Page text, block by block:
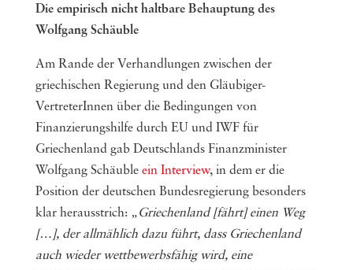
Die empirisch nicht haltbare Behauptung des
Wolfgang Schäuble
Am Rande der Verhandlungen zwischen der
griechischen Regierung und den Gläubiger-
VertreterInnen über die Bedingungen von
Finanzierungshilfe durch EU und IWF für
Griechenland gab Deutschlands Finanzminister
Wolfgang Schäuble ein Interview, in dem er die
Position der deutschen Bundesregierung besonders
klar herausstrich: „Griechenland [fährt] einen Weg
[…], der allmählich dazu führt, dass Griechenland
auch wieder wettbewerbsfähig wird, eine